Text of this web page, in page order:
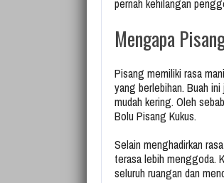
pernah kehilangan
Mengapa
Pisang memiliki rasa
yang berlebihan. Buah
mudah kering. Oleh
Bolu Pisang Kukus.
Selain menghadirkan
terasa lebih menggoda.
seluruh ruangan dan